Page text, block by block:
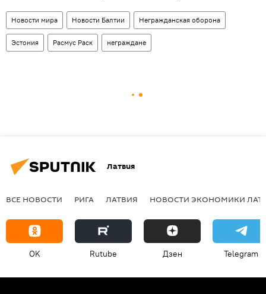
Новости мира Новости Балтии Негражданская оборона
Эстония Расмус Раск неграждане
Латвия
ВСЕ НОВОСТИ РИГА ЛАТВИЯ НОВОСТИ ЭКОНОМИКИ
OK Rutube Дзен Telegram